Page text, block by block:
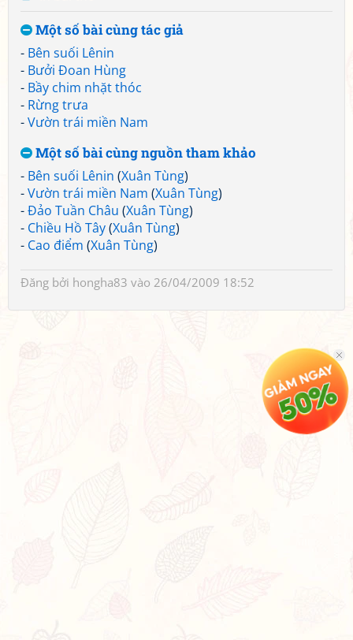
Một số bài cùng tác giả
- Bên suối Lênin
- Bưởi Đoan Hùng
- Bầy chim nhặt thóc
- Rừng trưa
-Vườn trái miền Nam
Một số bài cùng nguồn tham khảo
- Bên suối Lênin (Xuân Tùng)
-Vườn trái miền Nam (Xuân Tùng)
-Đảo Tuần Châu (Xuân Tùng)
- Chiều Hồ Tây(Xuân Tùng)
- Cao điểm (Xuân Tùng)
Đăng bởi hongha83 vào 26/04/2009 18:52